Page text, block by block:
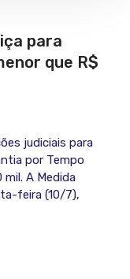
para
que R$
judiciais para
por Tempo
mil. A Medida
feira (10/7),